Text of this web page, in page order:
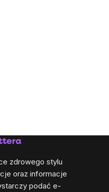
zdrowego stylu
oraz informacje
podać e-